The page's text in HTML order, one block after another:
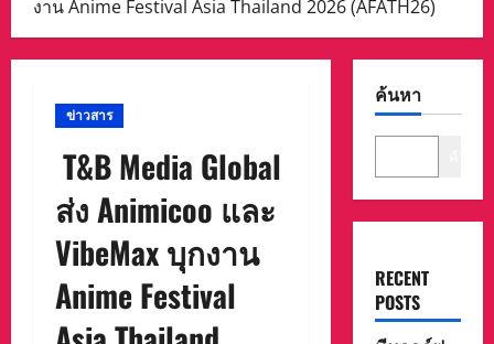
งาน Anime Festival Asia Thailand 2026 (AFATH26)
ข่าวสาร
T&B Media Global
ส่ง Animicoo และ
VibeMax บุกงาน
Anime Festival
ค้นหา
RECENT
POSTS